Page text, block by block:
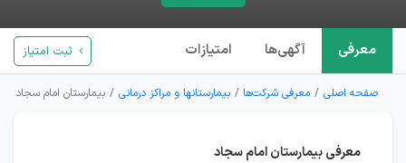
معرفی آگهی‌ها امتیازات ثبت امتیاز
صفحه اصلی معرفی شرکت‌ها بیمارستانها و مراکز درمانی بیمارستان امام سجاد
معرفی بیمارستان امام سجاد